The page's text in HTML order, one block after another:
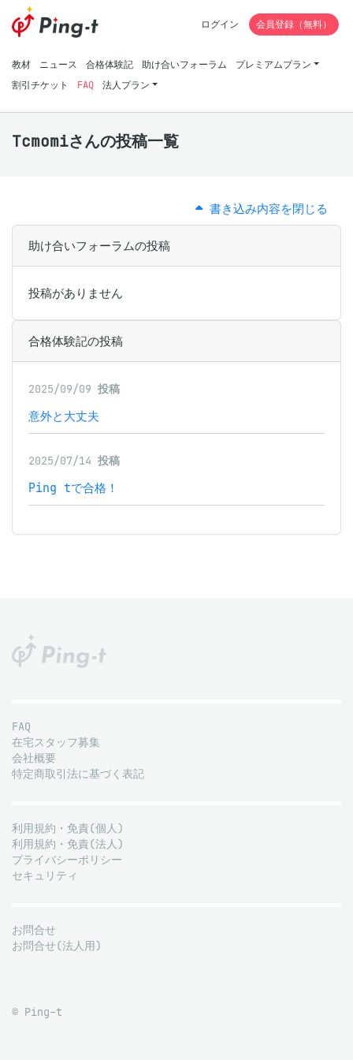
教材 ニュース 合格体験記 助け合いフォーラム
プレミアムプラン
割引チケット
FAQ 法人プラン
ログイン 会員登録（無料）
Tcmomiさんの投稿一覧
書き込み内容を閉じる
助け合いフォーラムの投稿
投稿がありません
合格体験記の投稿
2025/09/09 投稿
意外と大丈夫
2025/07/14 投稿
Ping tで合格！
FAQ
在宅スタッフ募集
会社概要
特定商取引法に基づく表記
利用規約・免責(個人)
利用規約・免責(法人)
プライバシーポリシー
セキュリティ
お問合せ
お問合せ(法人用)
© Ping-t